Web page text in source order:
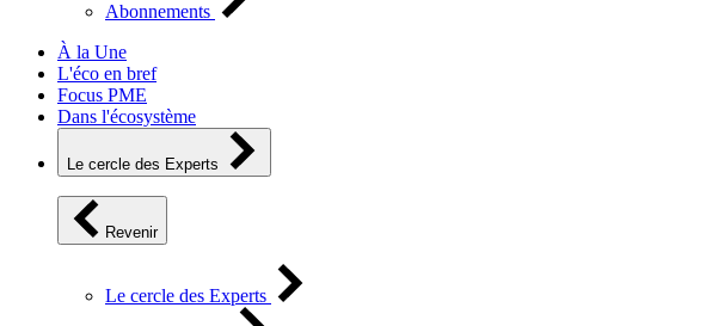
Abonnements
À la Une
L'éco en bref
Focus PME
Dans l'écosystème
Le cercle des Experts
Revenir
Le cercle des Experts